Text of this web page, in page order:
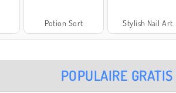
Potion Sort Stylish Nail Art
POPULAIRE